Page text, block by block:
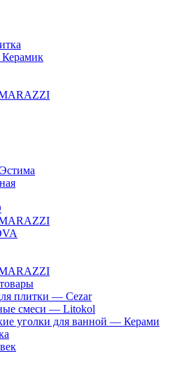
плитки — Cezar
смеси — Litokol
уголки для ванной — Керами